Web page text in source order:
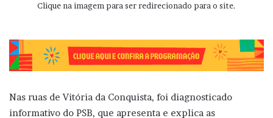
Clique na imagem para ser redirecionado para o site.
Nas ruas de Vitória da Conquista, foi diagnosticado
informativo do PSB, que apresenta e explica as